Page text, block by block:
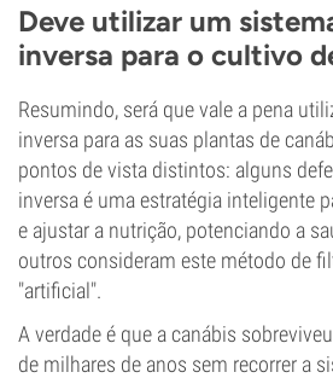
Deve utilizar um
inversa para o cultivo
Resumindo, será que vale a pena
inversa para as suas plantas de
pontos de vista distintos: alguns
inversa é uma estratégia inteligente
e ajustar a nutrição, potenciando a
outros consideram este método de
"artificial".
A verdade é que a canábis
de milhares de anos sem recorrer a